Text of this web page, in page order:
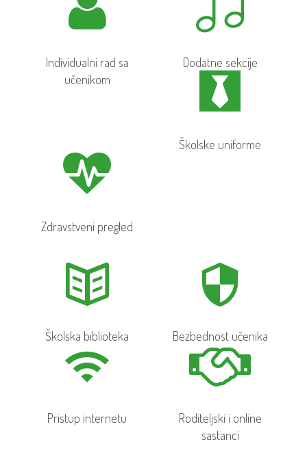
Individualni rad sa
učenikom
Dodatne sekcije
Školske uniforme
Zdravstveni pregled
Školska biblioteka Bezbednost učenika
Pristup internetu
Roditeljski i online
sastanci